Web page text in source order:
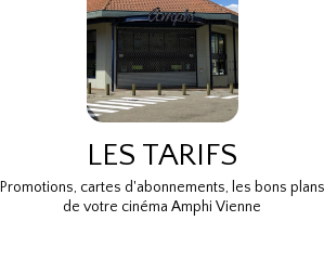
LES TARIFS
Promotions, cartes d'abonnements, les bons plans
de votre cinéma Amphi Vienne